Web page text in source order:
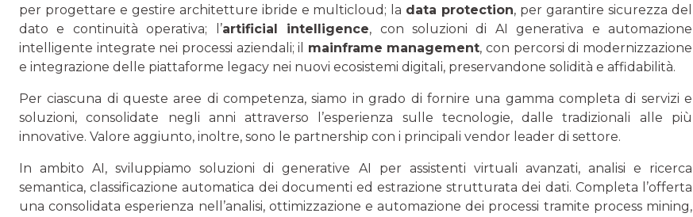
per progettare e gestire architetture ibride e multicloud; la data protection, per garantire sicurezza del
dato e continuità operativa; l’artificial intelligence, con soluzioni di AI generativa e automazione
intelligente integrate nei processi aziendali; il mainframe management, con percorsi di modernizzazione
e integrazione delle piattaforme legacy nei nuovi ecosistemi digitali, preservandone solidità e affidabilità.
Per ciascuna di queste aree di competenza, siamo in grado di fornire una gamma completa di servizi e
soluzioni, consolidate negli anni attraverso l’esperienza sulle tecnologie, dalle tradizionali alle più
innovative. Valore aggiunto, inoltre, sono le partnership con i principali vendor leader di settore.
In ambito AI, sviluppiamo soluzioni di generative AI per assistenti virtuali avanzati, analisi e ricerca
semantica, classificazione automatica dei documenti ed estrazione strutturata dei dati. Completa l’offerta
una consolidata esperienza nell’analisi, ottimizzazione e automazione dei processi tramite process mining,